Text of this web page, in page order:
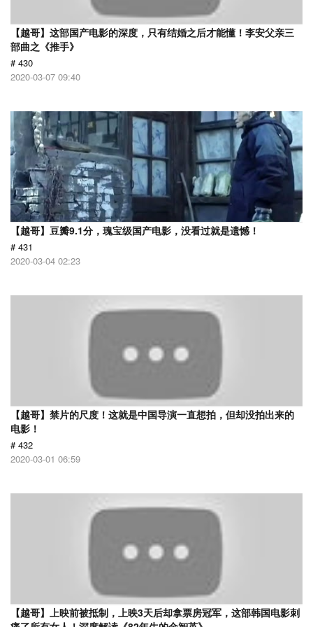
【越哥】这部国产电影的深度，只有结婚之后才能懂！李安父亲三
部曲之《推手》
# 430
2020-03-07 09:40
【越哥】豆瓣9.1分，瑰宝级国产电影，没看过就是遗憾！
# 431
2020-03-04 02:23
【越哥】禁片的尺度！这就是中国导演一直想拍，但却没拍出来的
电影！
# 432
2020-03-01 06:59
【越哥】上映前被抵制，上映3天后却拿票房冠军，这部韩国电影刺